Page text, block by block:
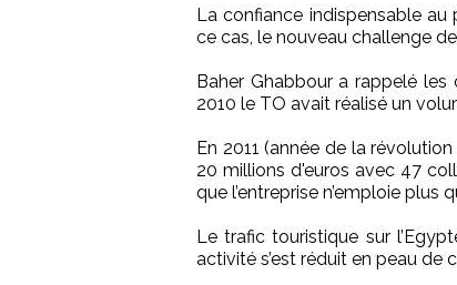
La confiance indispensable
ce cas, le nouveau challenge
Baher Ghabbour a rappelé les
2010 le TO avait réalisé un
En 2011 (année de la
20 millions d'euros avec 47
que l’entreprise n’emploie plus
Le trafic touristique sur
activité s’est réduit en peau de